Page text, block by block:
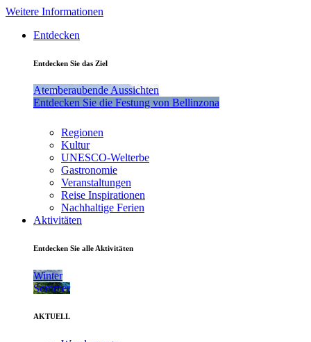
Weitere Informationen
Entdecken
Entdecken Sie das Ziel
Atemberaubende Aussichten
Entdecken Sie die Festung von Bellinzona
Regionen
Kultur
UNESCO-Welterbe
Gastronomie
Veranstaltungen
Reise Inspirationen
Nachhaltige Ferien
Aktivitäten
Entdecken Sie alle Aktivitäten
Winter
Sommer
AKTUELL